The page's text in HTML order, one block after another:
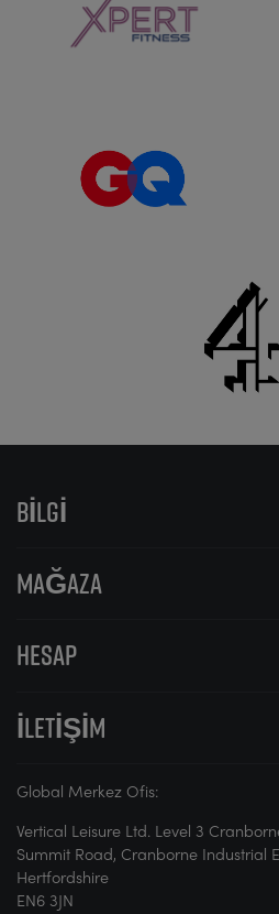
BILGI
MAĞAZA
HESAP
İLETIŞIM
Global Merkez Ofis:
Vertical Leisure Ltd. Level 3
Summit Road, Cranborne Industrial
Hertfordshire
EN6 3JN